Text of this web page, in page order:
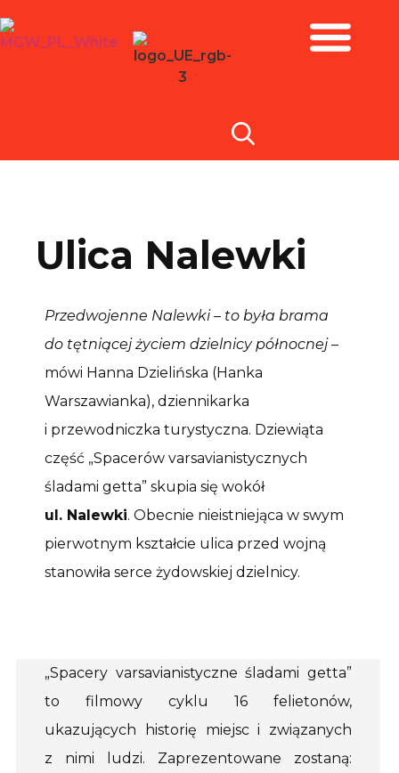
Ulica Nalewki
Przedwojenne Nalewki – to była brama
do tętniącej życiem dzielnicy północnej–
mówi Hanna Dzielińska (Hanka
Warszawianka), dziennikarka
i przewodniczka turystyczna. Dziewiąta
część „Spacerów varsavianistycznych
śladami getta” skupia się wokół
ul. Nalewki. Obecnie nieistniejąca w swym
pierwotnym kształcie ulica przed wojną
stanowiła serce żydowskiej dzielnicy.
„Spacery varsavianistyczne śladami getta”
to filmowy cyklu 16 felietonów,
ukazujących historię miejsc i związanych
z nimi ludzi. Zaprezentowane zostaną: